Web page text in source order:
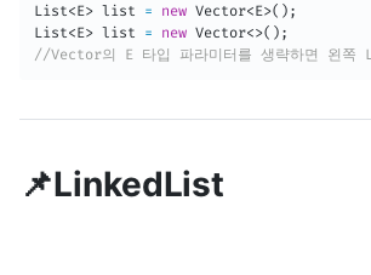
List<E> list = new Vector<E>( ) ;
List<E> list = new Vector<>( ) ;
//Vector의 E 타입 파라미터를 생략하면 왼쪽
📌LinkedList